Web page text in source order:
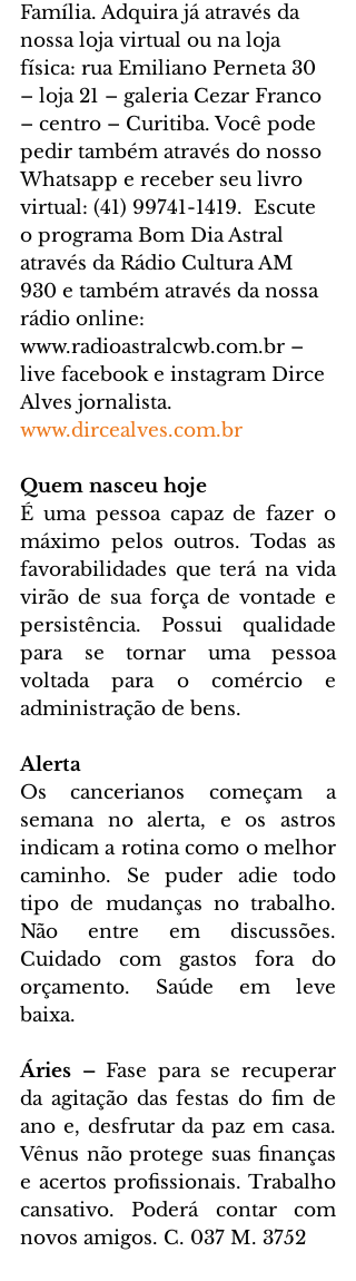
Família. Adquira já através da
nossa loja virtual ou na loja
física: rua Emiliano Perneta 30
– loja 21 – galeria Cezar Franco
– centro – Curitiba. Você pode
pedir também através do nosso
Whatsapp e receber seu livro
virtual: (41) 99741-1419. Escute
o programa Bom Dia Astral
através da Rádio Cultura AM
930 e também através da nossa
rádio online:
www.radioastralcwb.com.br –
live facebook e instagram Dirce
Alves jornalista.
www.dircealves.com.br
Quem nasceu hoje
É uma pessoa capaz de fazer o
máximo pelos outros. Todas as
favorabilidades que terá na vida
virão de sua força de vontade e
persistência. Possui qualidade
para se tornar uma pessoa
voltada para o comércio e
administração de bens.
Alerta
Os cancerianos começam a
semana no alerta, e os astros
indicam a rotina como o melhor
caminho. Se puder adie todo
tipo de mudanças no trabalho.
Não entre em discussões.
Cuidado com gastos fora do
orçamento. Saúde em leve
baixa.
Áries – Fase para se recuperar
da agitação das festas do fim de
ano e, desfrutar da paz em casa.
Vênus não protege suas finanças
e acertos profissionais. Trabalho
cansativo. Poderá contar com
novos amigos. C. 037 M. 3752